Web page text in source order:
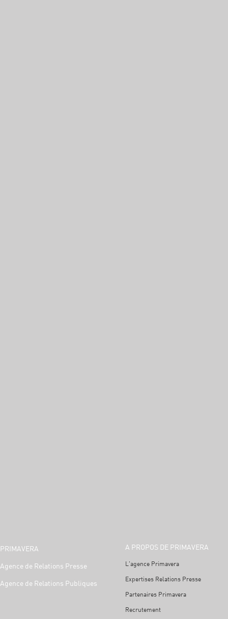
PRIMAVERA
Agence de Relations Presse
Agence de Relations Publiques
A PROPOS DE PRIMAVERA
L'agence Primavera
Expertises Relations Presse
Partenaires Primavera
Recrutement